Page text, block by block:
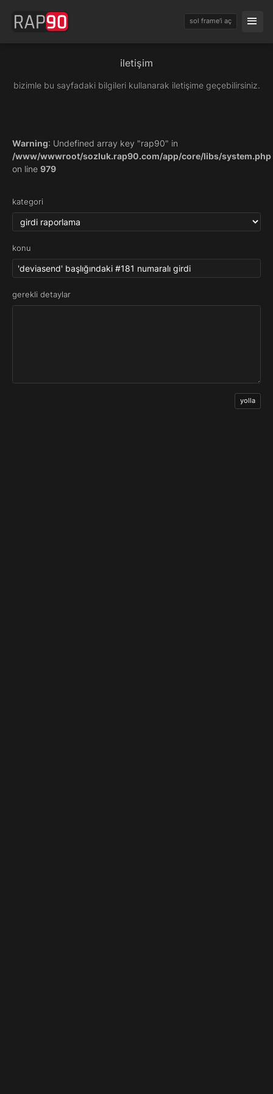
sol frame'i aç
iletişim
bizimle bu sayfadaki bilgileri kullanarak iletişime geçebilirsiniz.
Warning: Undefined array key "rap90" in
/www/wwwroot/sozluk.rap90.com/app/core/libs/system.php
on line 979
kategori
konu
gerekli detaylar
yolla